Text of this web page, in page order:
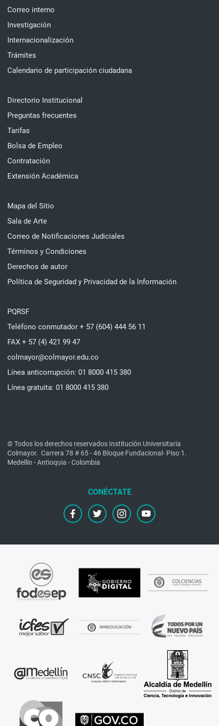
Correo interno
Investigación
Internacionalización
Trámites
Calendario de participación ciudadana
Directorio Institucional
Preguntas frecuentes
Tarifas
Bolsa de Empleo
Contratación
Extensión Académica
Mapa del Sitio
Sala de Arte
Correo de Notificaciones Judiciales
Términos y Condiciones
Derechos de autor
Política de Seguridad y Privacidad de la Información
PQRSF
Teléfono conmutador + 57 (604) 444 56 11
FAX + 57 (4) 421 99 47
colmayor@colmayor.edu.co
Línea anticorrupción: 01 8000 415 380
Línea gratuita: 01 8000 415 380
© Todos los derechos reservados Institución Universitaria
Colmayor. Carrera 78 # 65 - 46 Bloque Fundacional- Piso 1.
Medellín - Antioquia - Colombia